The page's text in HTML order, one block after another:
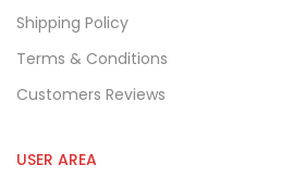
Shipping Policy
Terms & Conditions
Customers Reviews
USER AREA